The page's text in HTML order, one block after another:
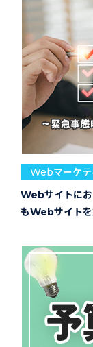
Webマーケテ
Webサイトに
もWebサイト